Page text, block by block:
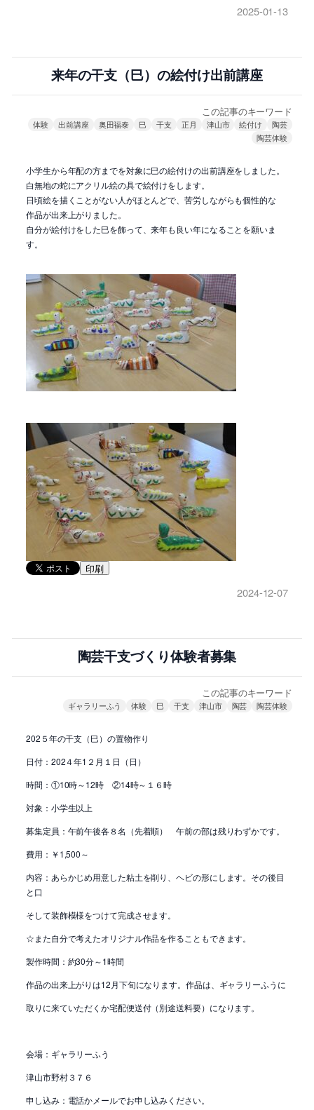
2025-01-13
来年の干支（巳）の絵付け出前講座
この記事のキーワード
体験 出前講座 奥田福泰 巳 干支 正月 津山市 絵付け
陶芸
陶芸体験
小学生から年配の方までを対象に巳の絵付けの出前講座をしました。
白無地の蛇にアクリル絵の具で絵付けをします。
日頃絵を描くことがない人がほとんどで、苦労しながらも個性的な
作品が出来上がりました。
自分が絵付けをした巳を飾って、来年も良い年になることを願いま
す。
印刷
2024-12-07
陶芸干支づくり体験者募集
この記事のキーワード
ギャラリーふう 体験 巳 干支 津山市 陶芸 陶芸体験
202５年の干支（巳）の置物作り
日付：202４年1２月１日（日）
時間：①10時～12時 ②14時～１６時
対象：小学生以上
募集定員：午前午後各８名（先着順） 午前の部は残りわずかです。
費用：￥1,500～
内容：あらかじめ用意した粘土を削り、ヘビの形にします。その後目
と口
そして装飾模様をつけて完成させます。
☆また自分で考えたオリジナル作品を作ることもできます。
製作時間：約30分～1時間
作品の出来上がりは12月下旬になります。作品は、ギャラリーふうに
取りに来ていただくか宅配便送付（別途送料要）になります。
会場：ギャラリーふう
津山市野村３７６
申し込み：電話かメールでお申し込みください。